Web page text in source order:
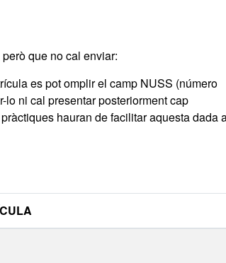
però que no cal enviar:
es pot omplir el camp NUSS (número
ni cal presentar posteriorment cap
hauran de facilitar aquesta dada